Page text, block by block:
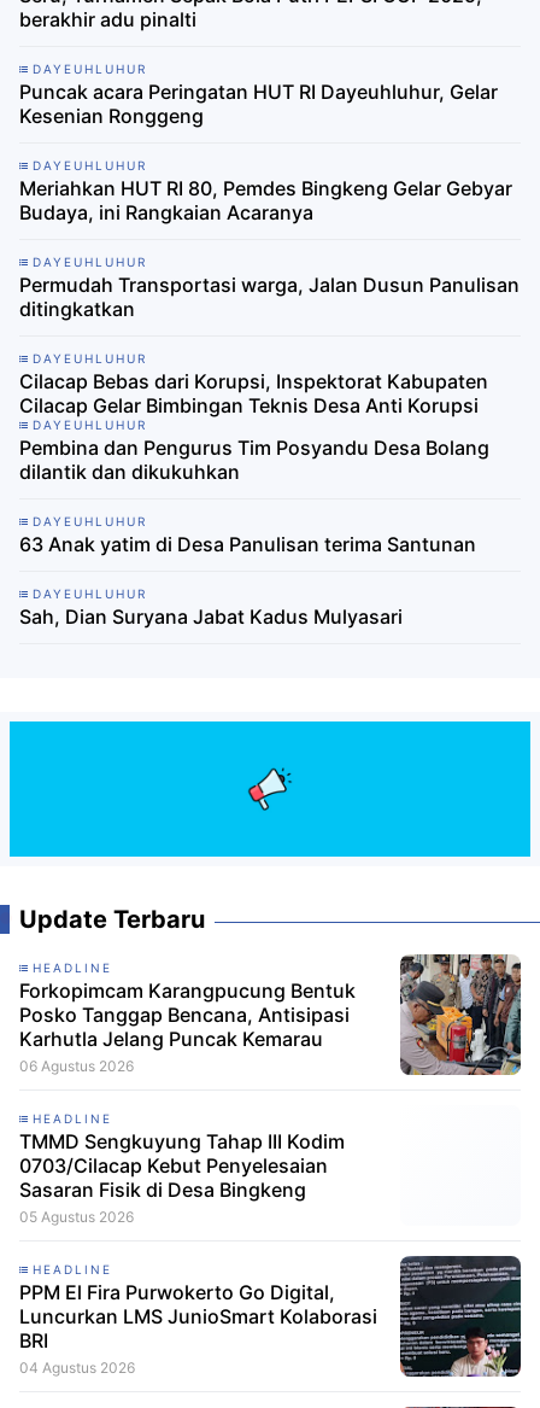
berakhir adu pinalti
DAYEUHLUHUR
Puncak acara Peringatan HUT RI Dayeuhluhur, Gelar
Kesenian Ronggeng
DAYEUHLUHUR
Meriahkan HUT RI 80, Pemdes Bingkeng Gelar Gebyar
Budaya, ini Rangkaian Acaranya
DAYEUHLUHUR
Permudah Transportasi warga, Jalan Dusun Panulisan
ditingkatkan
DAYEUHLUHUR
Cilacap Bebas dari Korupsi, Inspektorat Kabupaten
Cilacap Gelar Bimbingan Teknis Desa Anti Korupsi
DAYEUHLUHUR
Pembina dan Pengurus Tim Posyandu Desa Bolang
dilantik dan dikukuhkan
DAYEUHLUHUR
63 Anak yatim di Desa Panulisan terima Santunan
DAYEUHLUHUR
Sah, Dian Suryana Jabat Kadus Mulyasari
Update Terbaru
HEADLINE
Forkopimcam Karangpucung Bentuk
Posko Tanggap Bencana, Antisipasi
Karhutla Jelang Puncak Kemarau
06 Agustus 2026
HEADLINE
TMMD Sengkuyung Tahap III Kodim
0703/Cilacap Kebut Penyelesaian
Sasaran Fisik di Desa Bingkeng
05 Agustus 2026
HEADLINE
PPM El Fira Purwokerto Go Digital,
Luncurkan LMS JunioSmart Kolaborasi
BRI
04 Agustus 2026